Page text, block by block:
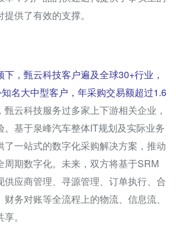
供了有效的支撑。
，甄云科技客户遍及全球30+行业，
名大中型客户，年采购交易额超过1.6
甄云科技服务过多家上下游相关企业，
。基于泉峰汽车整体IT规划及实际业务
了一站式的数字化采购解决方案，推动
周期数字化。未来，双方将基于SRM
供应商管理、寻源管理、订单执行、合
务对账等全流程上的物流、信息流、
。